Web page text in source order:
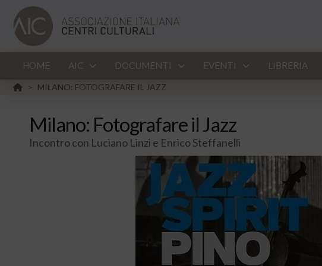
HOME AIC DOCUMENTI EVENTI LIBRERIA
HOME
> MILANO: FOTOGRAFARE IL JAZZ
Milano: Fotografare il Jazz
Incontro con Luciano Linzi e Enrico Steffanelli